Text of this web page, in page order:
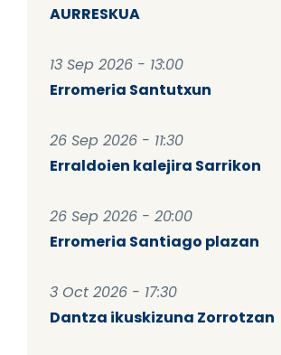
AURRESKUA
13 Sep 2026 - 13:00
Erromeria Santutxun
26 Sep 2026 - 11:30
Erraldoien kalejira Sarrikon
26 Sep 2026 - 20:00
Erromeria Santiago plazan
3 Oct 2026 - 17:30
Dantza ikuskizuna Zorrotzan